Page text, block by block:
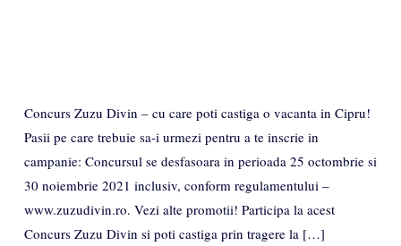
Concurs Zuzu Divin – cu care poti castiga o vacanta in Cipru!
Pasii pe care trebuie sa-i urmezi pentru a te inscrie in
campanie: Concursul se desfasoara in perioada 25 octombrie si
30 noiembrie 2021 inclusiv, conform regulamentului –
www.zuzudivin.ro. Vezi alte promotii! Participa la acest
Concurs Zuzu Divin si poti castiga prin tragere la […]